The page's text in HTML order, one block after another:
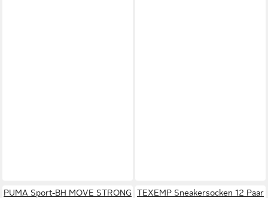
PUMA Sport-BH MOVE STRONG TEXEMP Sneakersocken 12 Paar